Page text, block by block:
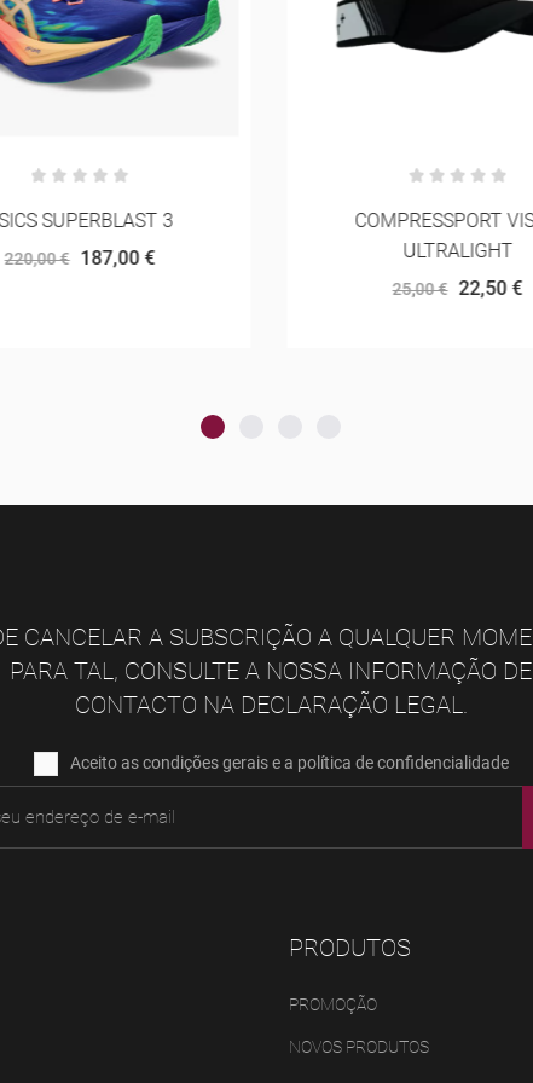
SUPERBLAST 3
220,00 € 187,00 €
COMPRESSPORT
ULTRALIGHT
25,00 € 22,50 €
CANCELAR A SUBSCRIÇÃO A QUALQUER
PARA TAL, CONSULTE A NOSSA INFORMAÇÃO DE
CONTACTO NA DECLARAÇÃO LEGAL.
Aceito as condições gerais e a política de confidencialidade
PRODUTOS
PROMOÇÃO
NOVOS PRODUTOS